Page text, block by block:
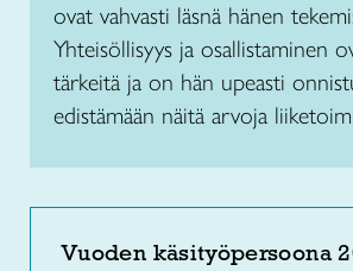
ovat vahvasti läsnä hänen
Yhteisöllisyys ja osallistaminen
tärkeitä ja on hän upeasti
edistämään näitä arvoja
Vuoden käsityöpersoona